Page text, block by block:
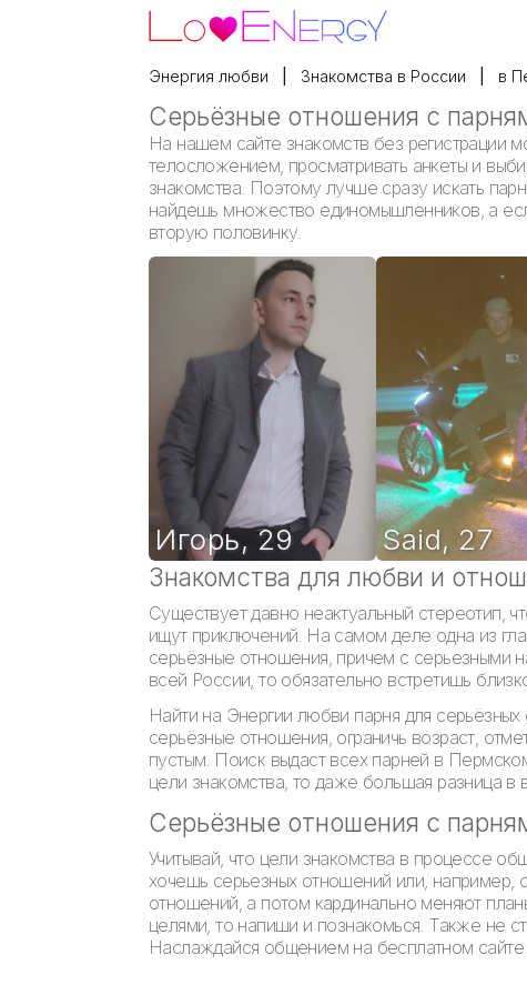
Энергия любви Знакомства в России в
Серьёзные отношения с
На нашем сайте знакомств без регистрации
телосложением, просматривать анкеты и
знакомства. Поэтому лучше сразу искать
найдешь множество единомышленников, а
вторую половинку.
Игорь,29 Said, 27
Знакомства для любви и
Существует давно неактуальный стереотип,
ищут приключений. На самом деле одна из
серьёзные отношения, причем с
всей России, то обязательно встретишь
Найти на Энергии любви парня для
серьёзные отношения, ограничь возраст,
пустым. Поиск выдаст всех парней в
цели знакомства, то даже большая разница в
Серьёзные отношения с
Учитывай, что цели знакомства в процессе
хочешь серьезных отношений или, например,
отношений, а потом кардинально меняют
целями, то напиши и познакомься. Также не
Наслаждайся общением на бесплатном сайте